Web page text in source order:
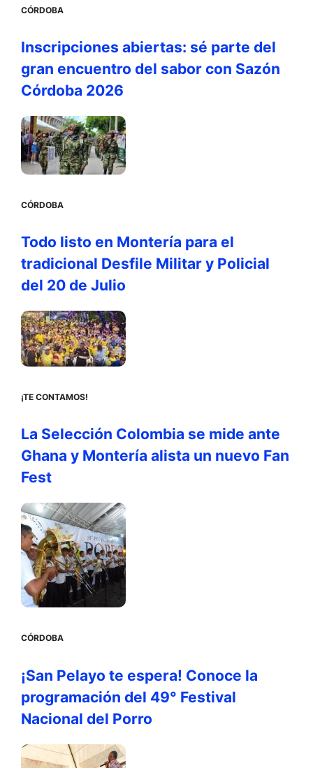
CÓRDOBA
Inscripciones abiertas: sé parte del
gran encuentro del sabor con Sazón
Córdoba 2026
CÓRDOBA
Todo listo en Montería para el
tradicional Desfile Militar y Policial
del 20 de Julio
¡TE CONTAMOS!
La Selección Colombia se mide ante
Ghana y Montería alista un nuevo Fan
Fest
CÓRDOBA
¡San Pelayo te espera! Conoce la
programación del 49° Festival
Nacional del Porro